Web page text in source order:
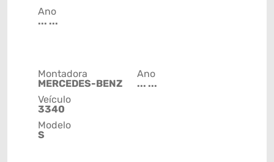
Ano
... ...
Montadora
MERCEDES-BENZ
Veículo
3340
Modelo
S
Ano
... ...